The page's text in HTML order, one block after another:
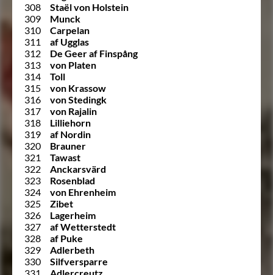
308
Staël von Holstein
309
Munck
310
Carpelan
311
af Ugglas
312
De Geer af Finspång
313
von Platen
314
Toll
315
von Krassow
316
von Stedingk
317
von Rajalin
318
Lilliehorn
319
af Nordin
320
Brauner
321
Tawast
322
Anckarsvärd
323
Rosenblad
324
von Ehrenheim
325
Zibet
326
Lagerheim
327
af Wetterstedt
328
af Puke
329
Adlerbeth
330
Silfversparre